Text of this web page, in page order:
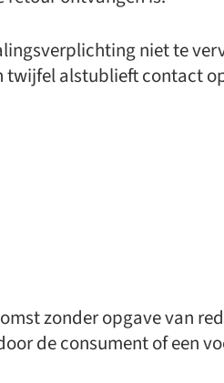
niet te
alstublieft contact
zonder opgave van
de consument of een